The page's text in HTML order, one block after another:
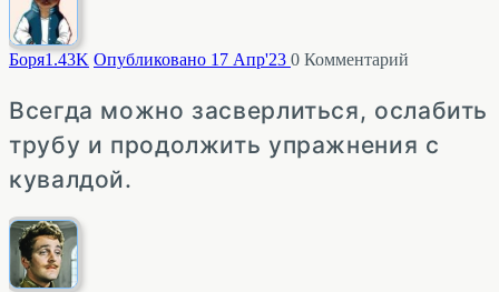
Боря1.43K Опубликовано 17 Апр'23 0 Комментарий
Всегда можно засверлиться, ослабить
трубу и продолжить упражнения с
кувалдой.